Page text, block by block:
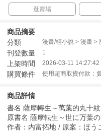
逛賣場
商品摘要
分類
漫畫/輕小說 > 漫畫 >
刊登數量 1
上架時間 2026-03-11 14:27:42
購買條件 使用超商取貨付款：
商品詳情
書名 薩摩轉生～萬葉的丸十
原書名 薩摩転生～世に万葉
作者：内富拓地 / 原案：ほう